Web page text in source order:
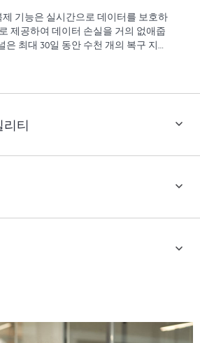
제 기능은 실시간으로 데이터를 보호하
제공하여 데이터 손실을 거의 없애줍
은 최대 30일 동안 수천 개의 복구 지점
리티